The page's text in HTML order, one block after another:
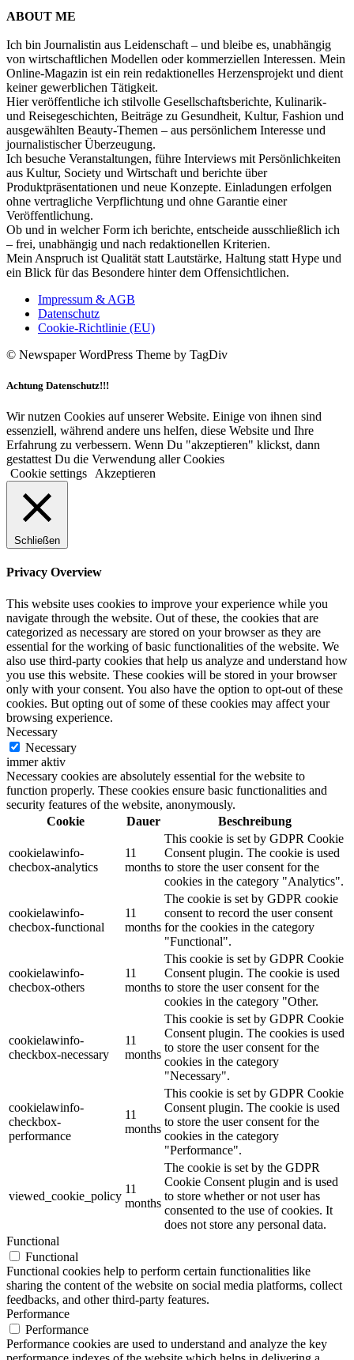
ABOUT ME
Ich bin Journalistin aus Leidenschaft – und bleibe es, unabhängig
von wirtschaftlichen Modellen oder kommerziellen Interessen. Mein
Online-Magazin ist ein rein redaktionelles Herzensprojekt und dient
keiner gewerblichen Tätigkeit.
Hier veröffentliche ich stilvolle Gesellschaftsberichte, Kulinarik-
und Reisegeschichten, Beiträge zu Gesundheit, Kultur, Fashion und
ausgewählten Beauty-Themen – aus persönlichem Interesse und
journalistischer Überzeugung.
Ich besuche Veranstaltungen, führe Interviews mit Persönlichkeiten
aus Kultur, Society und Wirtschaft und berichte über
Produktpräsentationen und neue Konzepte. Einladungen erfolgen
ohne vertragliche Verpflichtung und ohne Garantie einer
Veröffentlichung.
Ob und in welcher Form ich berichte, entscheide ausschließlich ich
– frei, unabhängig und nach redaktionellen Kriterien.
Mein Anspruch ist Qualität statt Lautstärke, Haltung statt Hype und
ein Blick für das Besondere hinter dem Offensichtlichen.
Impressum & AGB
Datenschutz
Cookie-Richtlinie (EU)
© Newspaper WordPress Theme by TagDiv
Achtung Datenschutz!!!
Wir nutzen Cookies auf unserer Website. Einige von ihnen sind
essenziell, während andere uns helfen, diese Website und Ihre
Erfahrung zu verbessern. Wenn Du "akzeptieren" klickst, dann
gestattest Du die Verwendung aller Cookies
Cookie settings
Akzeptieren
Schließen
Privacy Overview
This website uses cookies to improve your experience while you
navigate through the website. Out of these, the cookies that are
categorized as necessary are stored on your browser as they are
essential for the working of basic functionalities of the website. We
also use third-party cookies that help us analyze and understand how
you use this website. These cookies will be stored in your browser
only with your consent. You also have the option to opt-out of these
cookies. But opting out of some of these cookies may affect your
browsing experience.
Necessary
Necessary
immer aktiv
Necessary cookies are absolutely essential for the website to
function properly. These cookies ensure basic functionalities and
security features of the website, anonymously.
Cookie
Dauer Beschreibung
cookielawinfo-
checbox-analytics
11
months
This cookie is set by GDPR Cookie
Consent plugin. The cookie is used
to store the user consent for the
cookies in the category "Analytics".
cookielawinfo-
checbox-functional
11
months
The cookie is set by GDPR cookie
consent to record the user consent
for the cookies in the category
"Functional".
cookielawinfo-
checbox-others
11
months
This cookie is set by GDPR Cookie
Consent plugin. The cookie is used
to store the user consent for the
cookies in the category "Other.
cookielawinfo-
checkbox-necessary
11
months
This cookie is set by GDPR Cookie
Consent plugin. The cookies is used
to store the user consent for the
cookies in the category
"Necessary".
cookielawinfo-
checkbox-
performance
11
months
This cookie is set by GDPR Cookie
Consent plugin. The cookie is used
to store the user consent for the
cookies in the category
"Performance".
viewed_cookie_policy
11
months
The cookie is set by the GDPR
Cookie Consent plugin and is used
to store whether or not user has
consented to the use of cookies. It
does not store any personal data.
Functional
Functional
Functional cookies help to perform certain functionalities like
sharing the content of the website on social media platforms, collect
feedbacks, and other third-party features.
Performance
Performance
Performance cookies are used to understand and analyze the key